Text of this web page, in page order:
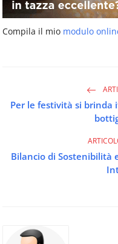
Compila il mio modulo
Per le festività si
Bilancio di Sostenibilità